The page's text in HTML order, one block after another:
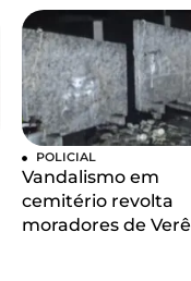
POLICIAL
Vandalismo em
cemitério revolta
moradores de Verê